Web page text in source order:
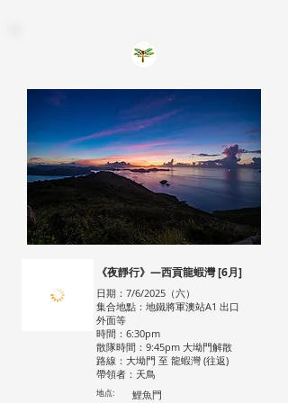
《夜靜行》—西貢龍蝦灣 [6月]
日期：7/6/2025（六）
集合地點：地鐵將軍澳站A1 出口
外面等
時間：6:30pm
散隊時間：9:45pm 大坳門解散
路線：大坳門 至 龍蝦灣 (往返)
帶領者：天鳥
地点: 鯉魚門